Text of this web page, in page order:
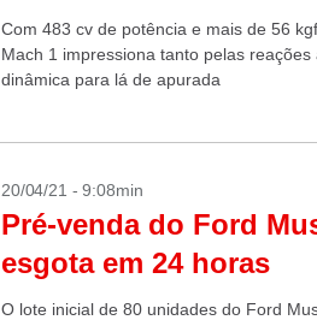
Com 483 cv de potência e mais de 56
Mach 1 impressiona tanto pelas
dinâmica para lá de apurada
20/04/21 - 9:08min
Pré-venda do Ford
esgota em 24 horas
O lote inicial de 80 unidades do Ford